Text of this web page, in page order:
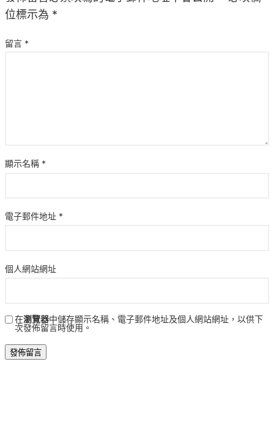
位標示為 *
留言 *
顯示名稱 *
電子郵件地址 *
個人網站網址
在瀏覽器中儲存顯示名稱、電子郵件地址及個人網站網址，以供下
次發佈留言時使用。